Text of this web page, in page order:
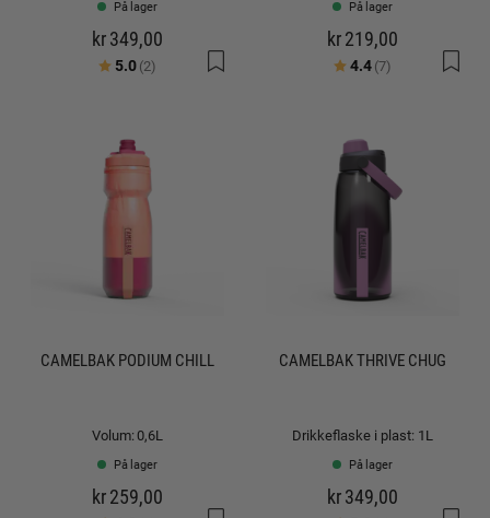
På lager
kr 349,00
Karakter:
5.0(2) av 5 mulige
På lager
kr 219,00
Karakter:
4.4(7) av 5 mulige
CAMELBAK PODIUM CHILL
Volum: 0,6L
På lager
kr 259,00
CAMELBAK THRIVE CHUG
Drikkeflaske i plast: 1L
På lager
kr 349,00